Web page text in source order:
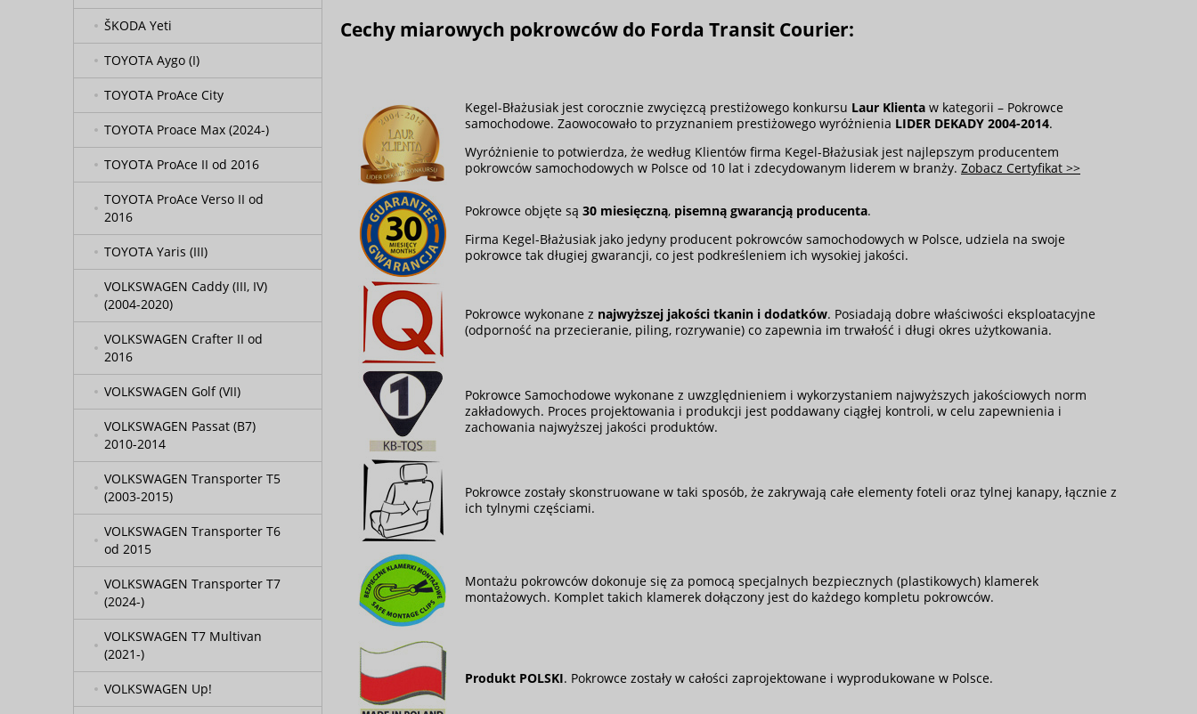
ŠKODA Yeti
TOYOTA Aygo (I)
TOYOTA ProAce City
TOYOTA Proace Max (2024-)
TOYOTA ProAce II od 2016
TOYOTA ProAce Verso II od
2016
TOYOTA Yaris (III)
VOLKSWAGEN Caddy (III, IV)
(2004-2020)
VOLKSWAGEN Crafter II od
2016
VOLKSWAGEN Golf (VII)
VOLKSWAGEN Passat (B7)
2010-2014
VOLKSWAGEN Transporter T5
(2003-2015)
VOLKSWAGEN Transporter T6
od 2015
VOLKSWAGEN Transporter T7
(2024-)
VOLKSWAGEN T7 Multivan
(2021-)
VOLKSWAGEN Up!
Cechy miarowych pokrowców do Forda Transit Courier:
Kegel-Błażusiak jest corocznie zwycięzcą prestiżowego konkursu Laur Klienta w kategorii – Pokrowce
samochodowe. Zaowocowało to przyznaniem prestiżowego wyróżnienia LIDER DEKADY 2004-2014.
Wyróżnienie to potwierdza, że według Klientów firma Kegel-Błażusiak jest najlepszym producentem
pokrowców samochodowych w Polsce od 10 lat i zdecydowanym liderem w branży. Zobacz Certyfikat >>
Pokrowce objęte są 30 miesięczną, pisemną gwarancją producenta.
Firma Kegel-Błażusiak jako jedyny producent pokrowców samochodowych w Polsce, udziela na swoje
pokrowce tak długiej gwarancji, co jest podkreśleniem ich wysokiej jakości.
Pokrowce wykonane z najwyższej jakości tkanin i dodatków. Posiadają dobre właściwości eksploatacyjne
(odporność na przecieranie, piling, rozrywanie) co zapewnia im trwałość i długi okres użytkowania.
Pokrowce Samochodowe wykonane z uwzględnieniem i wykorzystaniem najwyższych jakościowych norm
zakładowych. Proces projektowania i produkcji jest poddawany ciągłej kontroli, w celu zapewnienia i
zachowania najwyższej jakości produktów.
Pokrowce zostały skonstruowane w taki sposób, że zakrywają całe elementy foteli oraz tylnej kanapy, łącznie z
ich tylnymi częściami.
Montażu pokrowców dokonuje się za pomocą specjalnych bezpiecznych (plastikowych) klamerek
montażowych. Komplet takich klamerek dołączony jest do każdego kompletu pokrowców.
Produkt POLSKI. Pokrowce zostały w całości zaprojektowane i wyprodukowane w Polsce.